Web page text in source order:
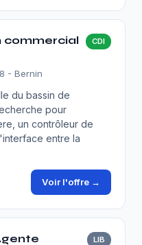
commercial
CDI
- Bernin
du bassin de
pour
un contrôleur de
entre la
Voir l'offre →
LIB